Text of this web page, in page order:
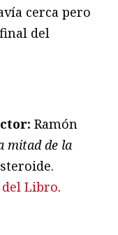
cerca pero
del
Ramón
mitad de la
del Libro.